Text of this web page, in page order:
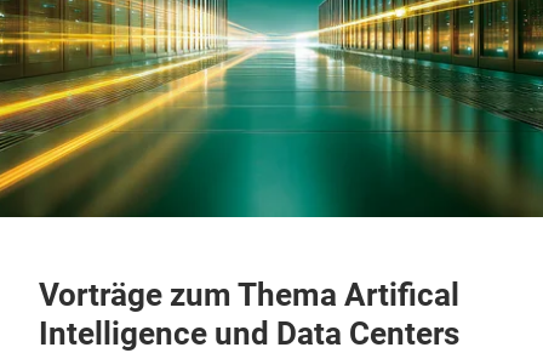
Vorträge zum Thema Artifical
Intelligence und Data Centers